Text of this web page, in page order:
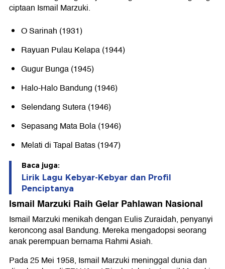
ciptaan Ismail Marzuki.
O Sarinah (1931)
Rayuan Pulau Kelapa (1944)
Gugur Bunga (1945)
Halo-Halo Bandung (1946)
Selendang Sutera (1946)
Sepasang Mata Bola (1946)
Melati di Tapal Batas (1947)
Baca juga:
Lirik Lagu Kebyar-Kebyar dan Profil
Penciptanya
Ismail Marzuki Raih Gelar Pahlawan Nasional
Ismail Marzuki menikah dengan Eulis Zuraidah, penyanyi
keroncong asal Bandung. Mereka mengadopsi seorang
anak perempuan bernama Rahmi Asiah.
Pada 25 Mei 1958, Ismail Marzuki meninggal dunia dan